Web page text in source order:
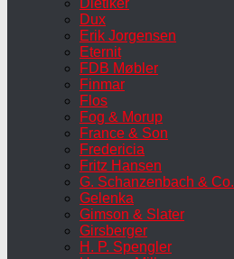
Dux
Erik Jorgensen
Eternit
FDB Møbler
Finmar
Flos
Fog & Morup
France & Son
Fredericia
Fritz Hansen
G. Schanzenbach & Co.
Gelenka
Gimson & Slater
Girsberger
H. P. Spengler